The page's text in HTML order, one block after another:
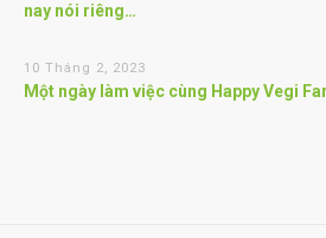
nay nói riêng…
10 Tháng 2, 2023
Một ngày làm việc cùng Happy Vegi